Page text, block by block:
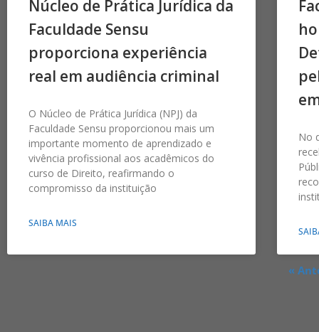
Núcleo de Prática Jurídica da
Faculdade Sensu
proporciona experiência
real em audiência criminal
O Núcleo de Prática Jurídica (NPJ) da
Faculdade Sensu proporcionou mais um
importante momento de aprendizado e
vivência profissional aos acadêmicos do
curso de Direito, reafirmando o
compromisso da instituição
SAIBA MAIS
No
«